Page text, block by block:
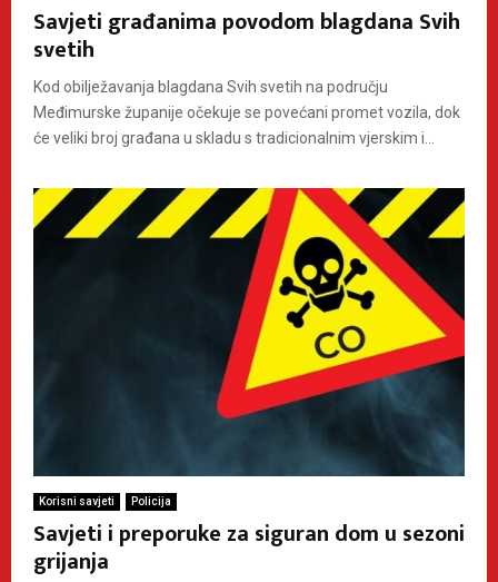
Savjeti građanima povodom blagdana Svih
svetih
Kod obilježavanja blagdana Svih svetih na području
Međimurske županije očekuje se povećani promet vozila, dok
će veliki broj građana u skladu s tradicionalnim vjerskim i...
Korisni savjeti Policija
Savjeti i preporuke za siguran dom u sezoni
grijanja